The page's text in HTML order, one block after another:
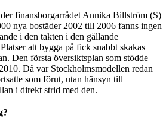
finansborgarrådet Annika Billström (S)
nya bostäder 2002 till 2006 fanns ingen
i den takten i den gällande
att bygga på fick snabbt skakas
Den första översiktsplan som stödde
Då var Stockholmsmodellen redan
som förut, utan hänsyn till
i direkt strid med den.